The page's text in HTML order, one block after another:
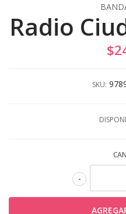
Radio
SKU:
-